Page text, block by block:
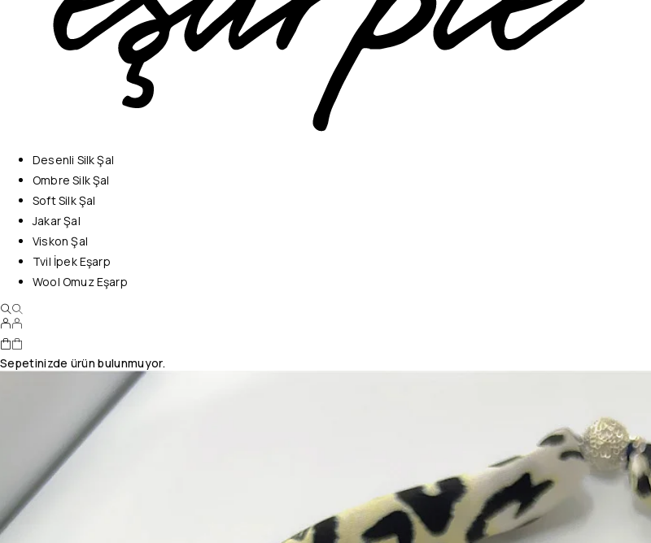
Desenli Silk Şal
Ombre Silk Şal
Soft Silk Şal
Jakar Şal
Viskon Şal
Tvil İpek Eşarp
Wool Omuz Eşarp
Sepetinizde ürün bulunmuyor.